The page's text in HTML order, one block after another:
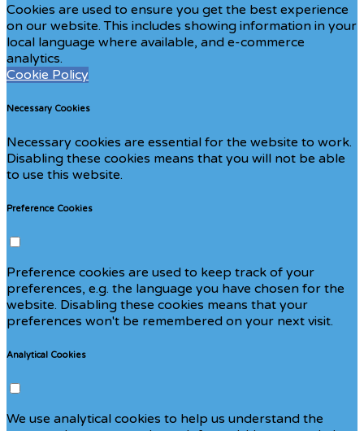
Cookies are used to ensure you get the best experience
on our website. This includes showing information in your
local language where available, and e-commerce
analytics.
Cookie Policy
Necessary Cookies
Necessary cookies are essential for the website to work.
Disabling these cookies means that you will not be able
to use this website.
Preference Cookies
Preference cookies are used to keep track of your
preferences, e.g. the language you have chosen for the
website. Disabling these cookies means that your
preferences won't be remembered on your next visit.
Analytical Cookies
We use analytical cookies to help us understand the